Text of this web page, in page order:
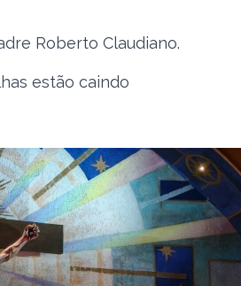
Roberto Claudiano.
muralhas estão caindo